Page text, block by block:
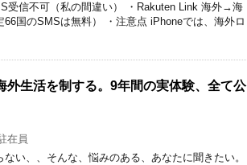
受信不可（私の間違い） ・Rakuten Link 海外→海
国のSMSは無料） ・注意点 iPhoneでは、海外ロ
外生活を制する。9年間の実体験、全て公
在員
い、、そんな、悩みのある、あなたに聞きたい。